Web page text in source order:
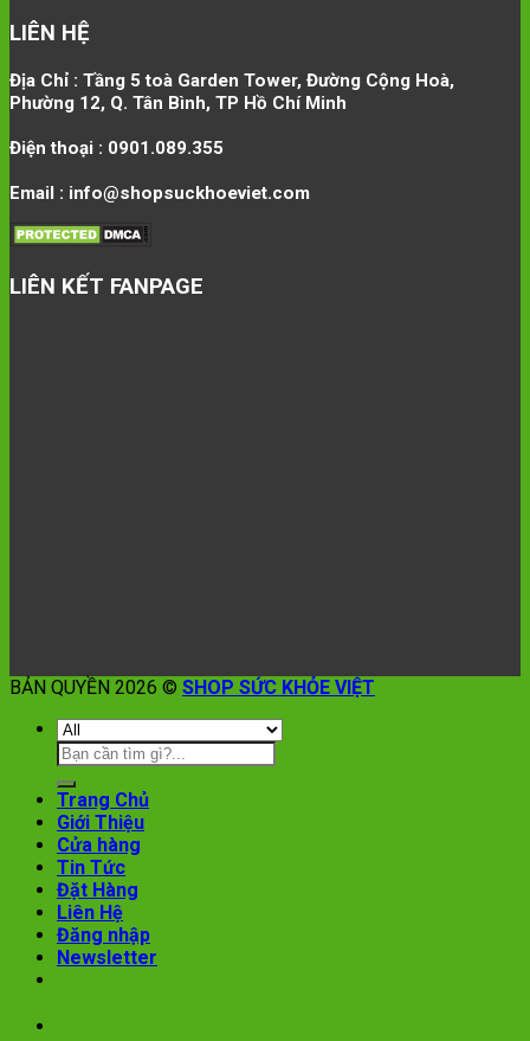
LIÊN HỆ
Địa Chỉ : Tầng 5 toà Garden Tower, Đường Cộng Hoà,
Phường 12, Q. Tân Bình, TP Hồ Chí Minh
Điện thoại : 0901.089.355
Email : info@shopsuckhoeviet.com
LIÊN KẾT FANPAGE
BẢN QUYỀN 2026 © SHOP SỨC KHỎE VIỆT
Trang Chủ
Giới Thiệu
Cửa hàng
Tin Tức
Đặt Hàng
Liên Hệ
Đăng nhập
Newsletter